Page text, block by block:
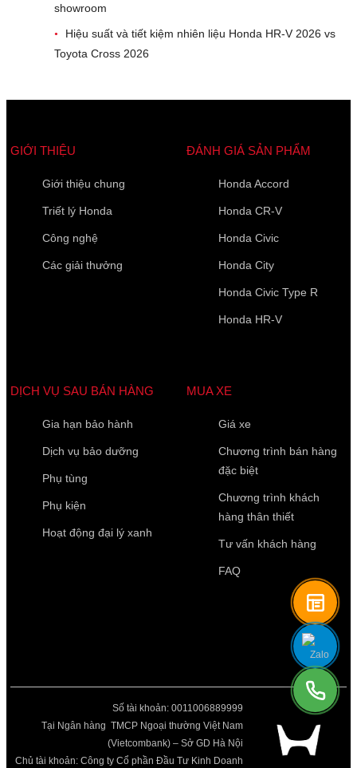
showroom
•
Hiệu suất và tiết kiệm nhiên liệu Honda HR-V 2026 vs
Toyota Cross 2026
GIỚI THIỆU
Giới thiệu chung
Triết lý Honda
Công nghệ
Các giải thưởng
ĐÁNH GIÁ SẢN PHẨM
Honda Accord
Honda CR-V
Honda Civic
Honda City
Honda Civic Type R
Honda HR-V
DỊCH VỤ SAU BÁN HÀNG
Gia hạn bảo hành
Dịch vụ bảo dưỡng
Phụ tùng
Phụ kiện
Hoạt động đại lý xanh
MUA XE
Giá xe
Chương trình bán hàng
đặc biệt
Chương trình khách
hàng thân thiết
Tư vấn khách hàng
FAQ
Số tài khoản: 0011006889999
Tại Ngân hàng TMCP Ngoại thường Việt Nam
(Vietcombank) – Sở GD Hà Nội
Chủ tài khoản: Công ty Cổ phần Đầu Tư Kinh Doanh